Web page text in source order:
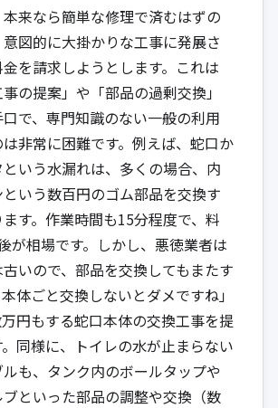
来なら簡単な修理で済むはずの
意図的に大掛かりな工事に発展さ
を請求しようとします。これは
事の提案」や「部品の過剰交換」
で、専門知識のない一般の利用
非常に困難です。例えば、蛇口か
いう水漏れは、多くの場合、内
いう数百円のゴム部品を交換す
す。作業時間も15分程度で、料
が相場です。しかし、悪徳業者は
古いので、部品を交換してもまたす
体ごと交換しないとダメですね」
円もする蛇口本体の交換工事を提
同様に、トイレの水が止まらない
も、タンク内のボールタップや
といった部品の調整や交換（数